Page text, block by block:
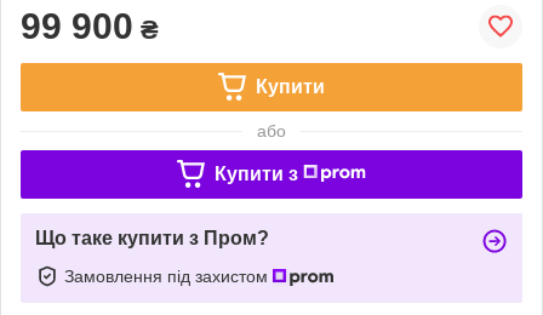
99 900 ₴
Купити
або
Купити з
Що таке купити з Пром?
Замовлення під захистом